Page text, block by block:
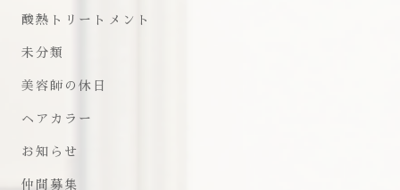
酸熱トリートメント
未分類
美容師の休日
ヘアカラー
お知らせ
仲間募集